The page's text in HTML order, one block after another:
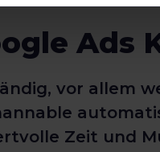
Ads
vor allem
Zeit und